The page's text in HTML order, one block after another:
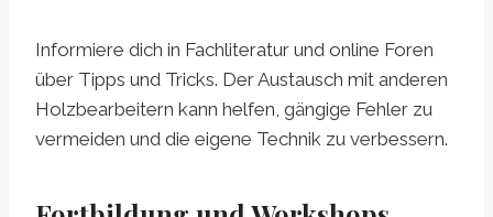
Informiere dich in Fachliteratur und online Foren
über Tipps und Tricks. Der Austausch mit anderen
Holzbearbeitern kann helfen, gängige Fehler zu
vermeiden und die eigene Technik zu verbessern.